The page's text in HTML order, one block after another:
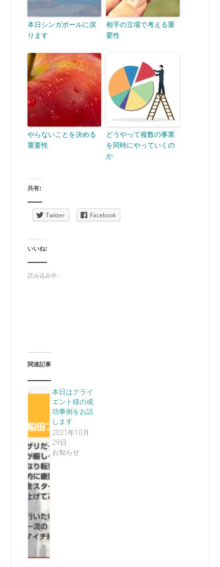
本日シンガポールに戻
ります
相手の立場で考える重
要性
やらないことを決める
重要性
どうやって複数の事業
を同時にやっていくの
か
共有:
Twitter Facebook
いいね:
読み込み中...
関連記事
本日はクライ
エント様の成
功事例をお話
します
2021年10月
29日
お知らせ